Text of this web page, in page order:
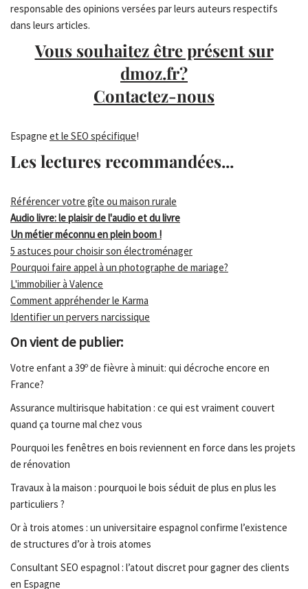
responsable des opinions versées par leurs auteurs respectifs
dans leurs articles.
Vous souhaitez être présent sur
dmoz.fr?
Contactez-nous
Espagne et le SEO spécifique!
Les lectures recommandées...
Référencer votre gîte ou maison rurale
Audio livre: le plaisir de l'audio et du livre
Un métier méconnu en plein boom !
5 astuces pour choisir son électroménager
Pourquoi faire appel à un photographe de mariage?
L'immobilier à Valence
Comment appréhender le Karma
Identifier un pervers narcissique
On vient de publier:
Votre enfant a 39º de fièvre à minuit: qui décroche encore en
France?
Assurance multirisque habitation : ce qui est vraiment couvert
quand ça tourne mal chez vous
Pourquoi les fenêtres en bois reviennent en force dans les projets
de rénovation
Travaux à la maison : pourquoi le bois séduit de plus en plus les
particuliers ?
Or à trois atomes : un universitaire espagnol confirme l’existence
de structures d’or à trois atomes
Consultant SEO espagnol : l’atout discret pour gagner des clients
en Espagne